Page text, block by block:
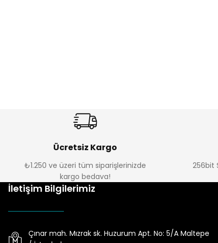
Ücretsiz Kargo
₺1.250 ve üzeri tüm siparişlerinizde
kargo bedava!
256bit
İletişim Bilgilerimiz
Çınar mah. Mızrak sk. Huzurum Apt. No: 5/A Maltepe